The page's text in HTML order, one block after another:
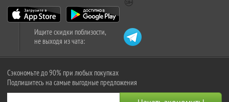
Ищите скидки поблизости,
не выходя из чата:
Сэкономьте до 90% при любых покупках
Подпишитесь на самые выгодные предложения